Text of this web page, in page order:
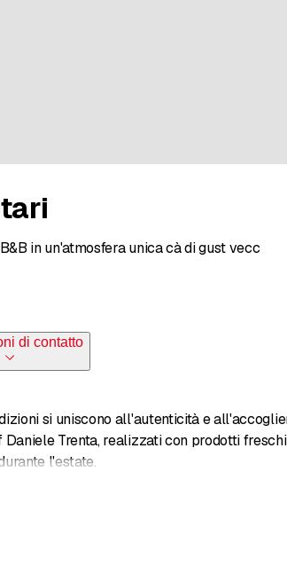
in un'atmosfera unica cà di gust vecc
di contatto
si uniscono all'autenticità e
Trenta, realizzati con prodotti
l'estate.